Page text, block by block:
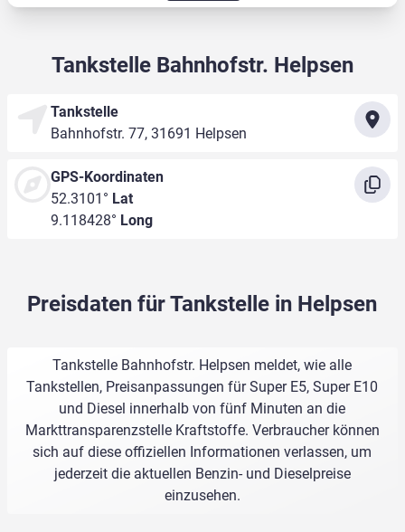
Tankstelle Bahnhofstr. Helpsen
Tankstelle
Bahnhofstr. 77, 31691 Helpsen
GPS-Koordinaten
52.3101° Lat
9.118428° Long
Preisdaten für Tankstelle in Helpsen
Tankstelle Bahnhofstr. Helpsen meldet, wie alle
Tankstellen, Preisanpassungen für Super E5, Super E10
und Diesel innerhalb von fünf Minuten an die
Markttransparenzstelle Kraftstoffe. Verbraucher können
sich auf diese offiziellen Informationen verlassen, um
jederzeit die aktuellen Benzin- und Dieselpreise
einzusehen.